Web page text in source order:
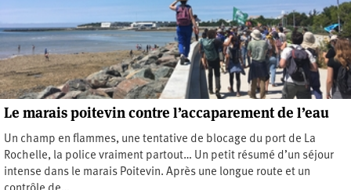
Le marais poitevin contre l’accaparement de l’eau
Un champ en flammes, une tentative de blocage du port de La
Rochelle, la police vraiment partout… Un petit résumé d’un séjour
intense dans le marais Poitevin. Après une longue route et un